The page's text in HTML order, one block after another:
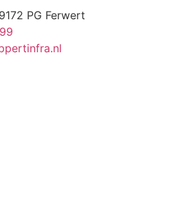
PG Ferwert